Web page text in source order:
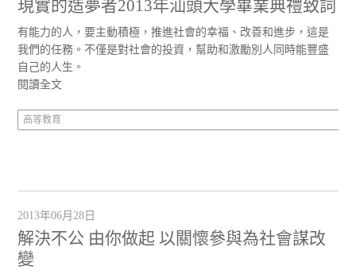
現實的造夢者2013年汕頭大學畢業典禮致詞
有能力的人，要主動積極，推進社會的幸福、改善和進步，這是
我們的任務。不僅是對社會的投資，幫助和激勵別人同時能豐盛
自己的人生。
閱讀全文
高等教育
2013年06月28日
解決不公 由你做起 以關懷參與為社會謀改
變